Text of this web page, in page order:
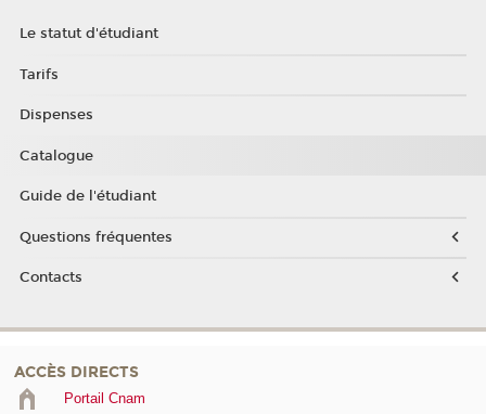
Le statut d'étudiant
Tarifs
Dispenses
Catalogue
Guide de l'étudiant
Questions fréquentes
Contacts
ACCÈS DIRECTS
Portail Cnam